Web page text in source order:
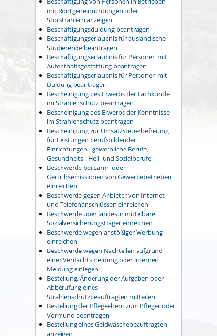
mit Röntgeneinrichtungen oder
Störstrahlern anzeigen
Beschäftigungsduldung beantragen
Beschäftigungserlaubnis für ausländische
Studierende beantragen
Beschäftigungserlaubnis für Personen mit
Aufenthaltsgestattung beantragen
Beschäftigungserlaubnis für Personen mit
Duldung beantragen
Bescheinigung des Erwerbs der Fachkunde
im Strahlenschutz beantragen
Bescheinigung des Erwerbs der Kenntnisse
im Strahlenschutz beantragen
Bescheinigung zur Umsatzsteuerbefreiung
für Leistungen berufsbildender
Einrichtungen - gewerbliche Berufe,
Gesundheits-, Heil- und Sozialberufe
Beschwerde bei Lärm- oder
Geruchsemissionen von Gewerbebetrieben
einreichen
Beschwerde gegen Anbieter von Internet-
und Telefonanschlüssen einreichen
Beschwerde über landesunmittelbare
Sozialversicherungsträger einreichen
Beschwerde wegen anstößiger Werbung
einreichen
Beschwerde wegen Nachteilen aufgrund
einer Verdachtsmeldung oder internen
Meldung einlegen
Bestellung, Änderung der Aufgaben oder
Abberufung eines
Strahlenschutzbeauftragten mitteilen
Bestellung der Pflegeeltern zum Pfleger oder
Vormund beantragen
Bestellung eines Geldwäschebeauftragten
anzeigen